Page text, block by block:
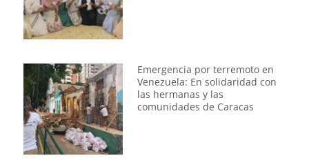
Emergencia por terremoto en
Venezuela: En solidaridad con
las hermanas y las
comunidades de Caracas